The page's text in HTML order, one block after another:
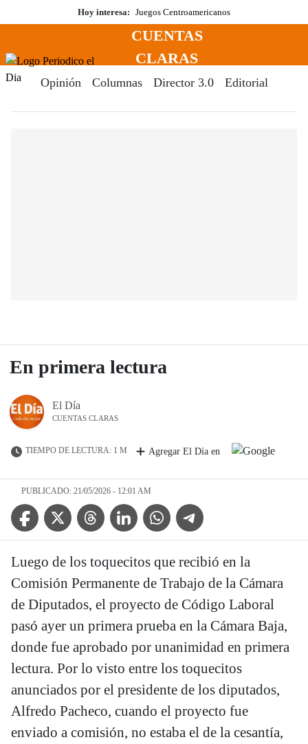
al
Hoy interesa: Juegos Centroamericanos
Menú Periodico El Dia Digital
CUENTAS
CLARAS
Opinión Columnas Director 3.0 Editorial
En primera lectura
El Día
CUENTAS CLARAS
TIEMPO DE LECTURA: 1 M Agregar El Día en
PUBLICADO: 21/05/2026 - 12:01 AM
Facebook IconTwitter IconThreads IconLinkedin IconWhatsApp IconTelegram Icon
Luego de los toquecitos que recibió en la
Comisión Permanente de Trabajo de la Cámara
de Diputados, el proyecto de Código Laboral
pasó ayer un primera prueba en la Cámara Baja,
donde fue aprobado por unanimidad en primera
lectura. Por lo visto entre los toquecitos
anunciados por el presidente de los diputados,
Alfredo Pacheco, cuando el proyecto fue
enviado a comisión, no estaba el de la cesantía,